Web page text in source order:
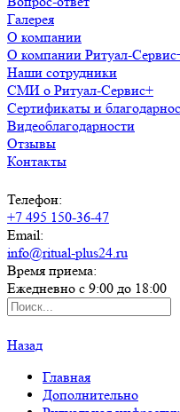
Галерея
О компании
О компании Ритуал-
Наши сотрудники
СМИ о Ритуал-Сервис+
Сертификаты и
Видеоблагодарности
Отзывы
Контакты
Телефон:
+7 495 150-36-47
Email:
info@ritual-plus24.ru
Время приема:
Ежедневно с 9:00 до 18:00
Назад
Главная
Дополнительно